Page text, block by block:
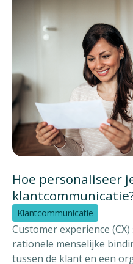
komt de juiste informatie
terecht?
Hoe personaliseer
Klantcommunicatie
Customer experience
rationele menselijke
tussen de klant en een